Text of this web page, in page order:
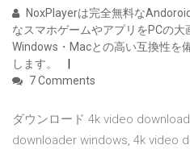
NoxPlayerは完全無料な
なスマホゲームやアプリをPCの大
Windows・Macとの高い互換性を
します。
7 Comments
ダウンロード 4k video
downloader windows, 4k video